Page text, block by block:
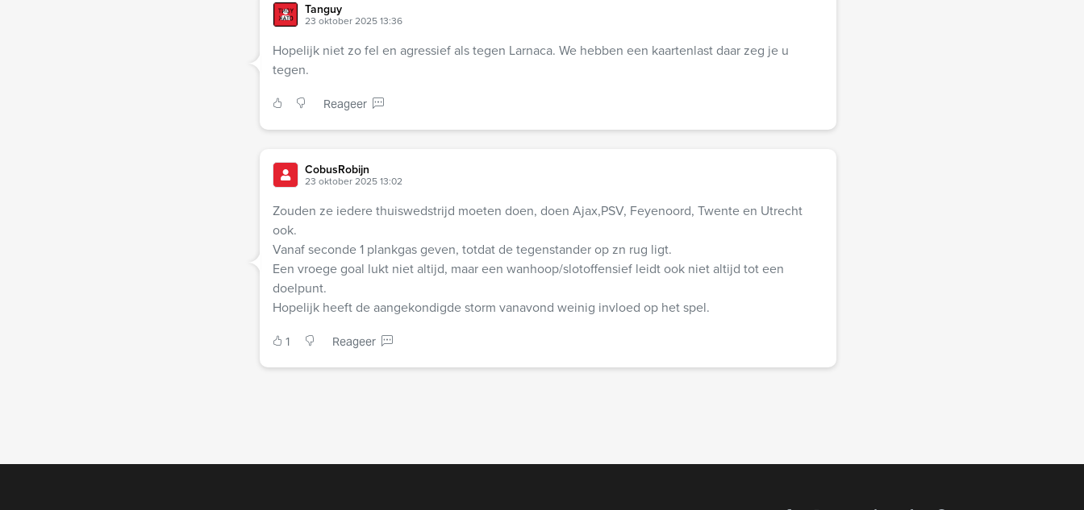
Tanguy
23 oktober 2025 13:36
Hopelijk niet zo fel en agressief als tegen Larnaca. We hebben een kaartenlast daar zeg je u
tegen.
Reageer
CobusRobijn
23 oktober 2025 13:02
Zouden ze iedere thuiswedstrijd moeten doen, doen Ajax,PSV, Feyenoord, Twente en Utrecht
ook.
Vanaf seconde 1 plankgas geven, totdat de tegenstander op zn rug ligt.
Een vroege goal lukt niet altijd, maar een wanhoop/slotoffensief leidt ook niet altijd tot een
doelpunt.
Hopelijk heeft de aangekondigde storm vanavond weinig invloed op het spel.
1 Reageer